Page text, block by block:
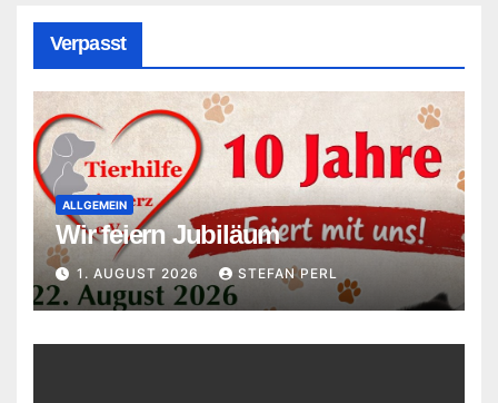
Verpasst
ALLGEMEIN
Wir feiern Jubiläum
1. AUGUST 2026 STEFAN PERL